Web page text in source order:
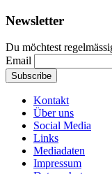
Newsletter
Du möchtest
Email
Kontakt
Über uns
Social Media
Links
Mediadaten
Impressum